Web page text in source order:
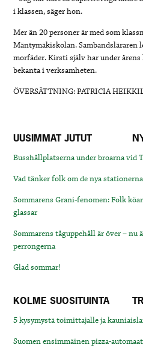
i klassen, säger hon.
Mer än 20 personer är med som
Mäntymäkiskolan. Sambandsläraren
morfäder. Kirsti själv har under
bekanta i verksamheten.
ÖVERSÄTTNING: PATRICIA
UUSIMMAT JUTUT
Busshållplatserna under broarna vid
Vad tänker folk om de nya
Sommarens Grani-fenomen: Folk
glassar
Sommarens tåguppehåll är över –
perrongerna
Glad sommar!
KOLME SUOSITUINTA
5 kysymystä toimittajalle ja
Suomen ensimmäinen pizza-